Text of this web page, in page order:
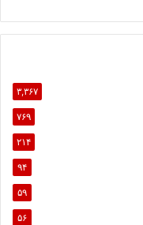
۳,۳۶۷
۷۶۹
۲۱۴
۹۴
۵۹
۵۶